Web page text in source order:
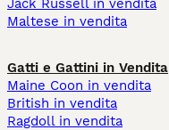
Jack Russell in vendita
Maltese in vendita
Gatti e Gattini in Vendita
Maine Coon in vendita
British in vendita
Ragdoll in vendita